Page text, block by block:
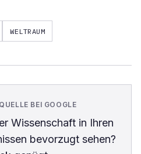
WELTRAUM
BEI GOOGLE
Wissenschaftin Ihren
bevorzugt sehen?